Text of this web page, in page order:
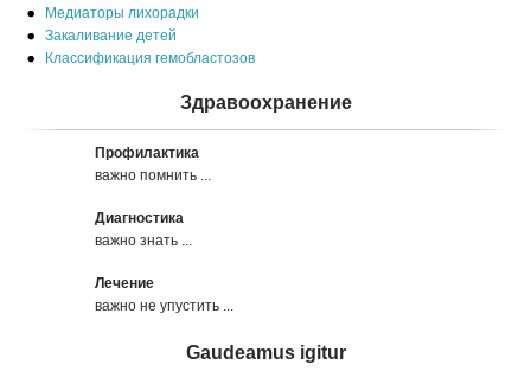
Медиаторы лихорадки
Закаливание детей
Классификация гемобластозов
Здравоохранение
Профилактика
важно помнить ...
Диагностика
важно знать ...
Лечение
важно не упустить ...
Gaudeamus igitur